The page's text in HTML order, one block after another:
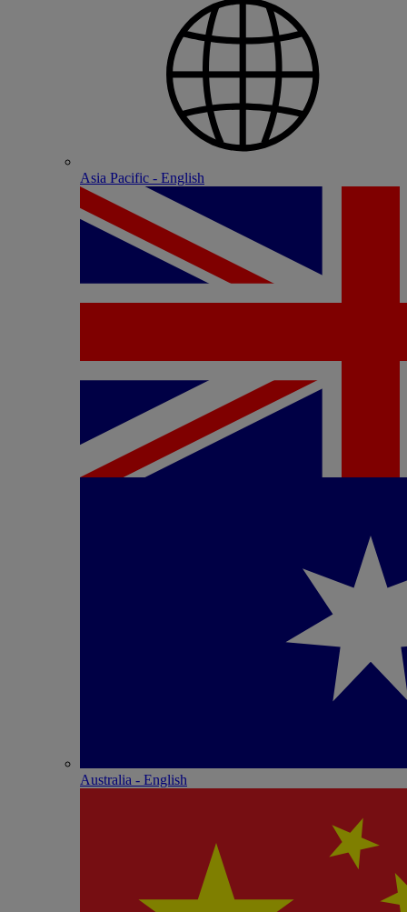
Asia Pacific - English
Australia - English